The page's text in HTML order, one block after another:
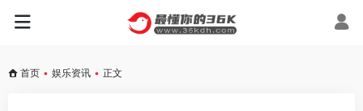
首页 • 娱乐资讯 • 正文